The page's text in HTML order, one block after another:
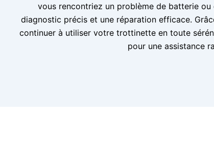
vous rencontriez un problème de batterie ou
diagnostic précis et une réparation efficace.
continuer à utiliser votre trottinette en toute
pour une assistance